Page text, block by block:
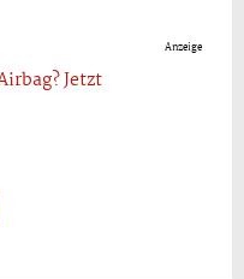
Anzeige
Jetzt